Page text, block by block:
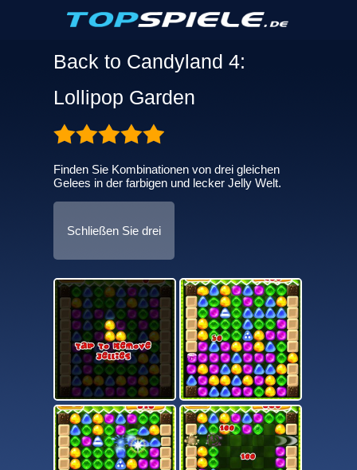
Back to Candyland 4:
Lollipop Garden
Finden Sie Kombinationen von drei gleichen
Gelees in der farbigen und lecker Jelly Welt.
Schließen Sie drei